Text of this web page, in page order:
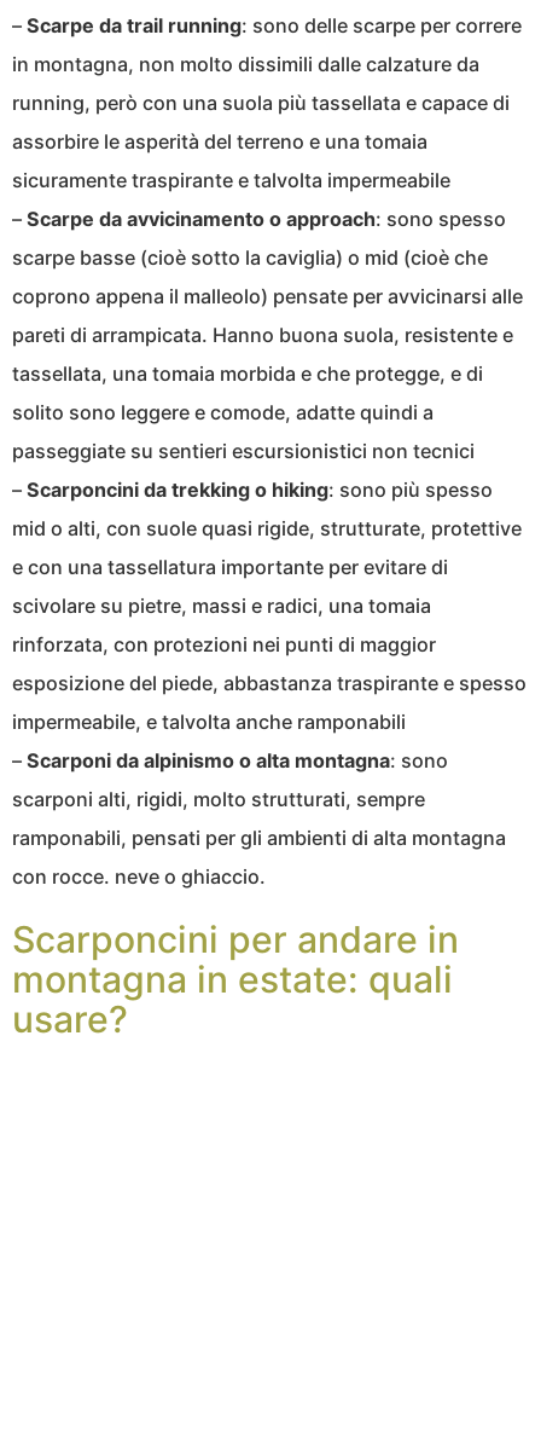
– Scarpe da trail running: sono delle scarpe per correre
in montagna, non molto dissimili dalle calzature da
running, però con una suola più tassellata e capace di
assorbire le asperità del terreno e una tomaia
sicuramente traspirante e talvolta impermeabile
– Scarpe da avvicinamento o approach: sono spesso
scarpe basse (cioè sotto la caviglia) o mid (cioè che
coprono appena il malleolo) pensate per avvicinarsi alle
pareti di arrampicata. Hanno buona suola, resistente e
tassellata, una tomaia morbida e che protegge, e di
solito sono leggere e comode, adatte quindi a
passeggiate su sentieri escursionistici non tecnici
– Scarponcini da trekking o hiking: sono più spesso
mid o alti, con suole quasi rigide, strutturate, protettive
e con una tassellatura importante per evitare di
scivolare su pietre, massi e radici, una tomaia
rinforzata, con protezioni nei punti di maggior
esposizione del piede, abbastanza traspirante e spesso
impermeabile, e talvolta anche ramponabili
– Scarponi da alpinismo o alta montagna: sono
scarponi alti, rigidi, molto strutturati, sempre
ramponabili, pensati per gli ambienti di alta montagna
con rocce. neve o ghiaccio.
Scarponcini per andare in
montagna in estate: quali
usare?